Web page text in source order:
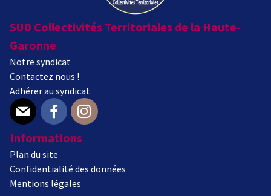
SUD Collectivités Territoriales de la Haute-
Garonne
Notre syndicat
Contactez nous !
Adhérer au syndicat
E-mail Facebook
Informations
Plan du site
Confidentialité des données
Mentions légales